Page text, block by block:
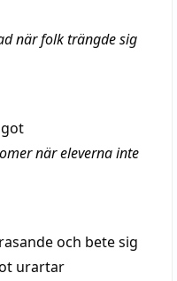
när folk trängde sig
när eleverna inte
och bete sig
urartar